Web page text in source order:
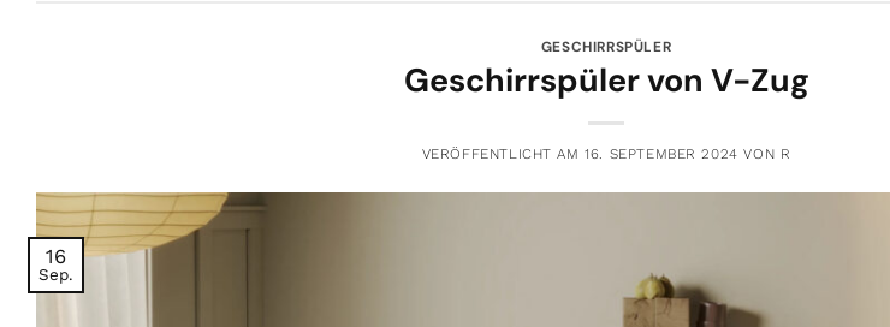
GESCHIRRSPÜLER
Geschirrspüler von V-Zug
VERÖFFENTLICHT AM16. SEPTEMBER 2024 VON R
16
Sep.